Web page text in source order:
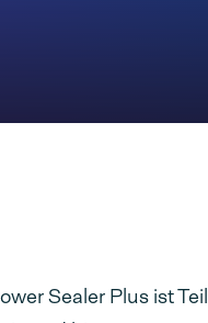
Sealer Plus ist